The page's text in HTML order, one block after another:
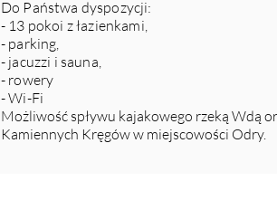
Do Państwa dyspozycji:
- 13 pokoi z łazienkami,
- parking,
- jacuzzi i sauna,
- rowery
- Wi-Fi
Możliwość spływu kajakowego rzeką Wdą
Kamiennych Kręgów w miejscowości Odry.